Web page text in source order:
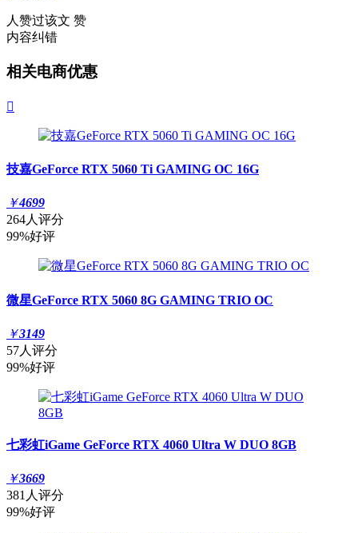
人赞过该文 赞
内容纠错
相关电商优惠

技嘉GeForce RTX 5060 Ti GAMING OC 16G
￥4699
264人评分
99%好评
微星GeForce RTX 5060 8G GAMING TRIO OC
￥3149
57人评分
99%好评
七彩虹iGame GeForce RTX 4060 Ultra W DUO 8GB
￥3669
381人评分
99%好评